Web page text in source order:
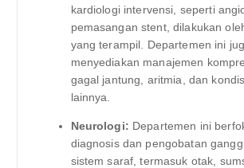
kardiologi intervensi, seperti
pemasangan stent, dilakukan
yang terampil. Departemen ini
menyediakan manajemen
gagal jantung, aritmia, dan
lainnya.
Neurologi: Departemen ini
diagnosis dan pengobatan
sistem saraf, termasuk otak,